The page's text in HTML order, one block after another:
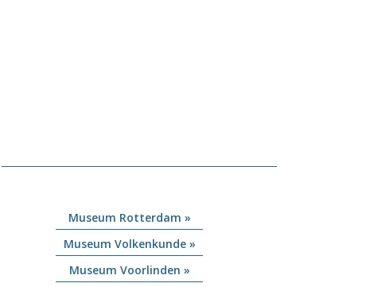
Museum Rotterdam »
Museum Volkenkunde »
Museum Voorlinden »